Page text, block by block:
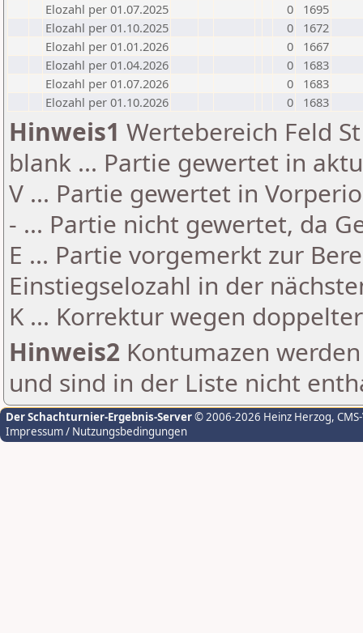
Elozahl per 01.07.2025
0
1695
Elozahl per 01.10.2025
0
1672
Elozahl per 01.01.2026
0
1667
Elozahl per 01.04.2026
0
1683
Elozahl per 01.07.2026
0
1683
Elozahl per 01.10.2026
0 1683
Hinweis1 Wertebereich Feld
blank ... Partie gewertet in
V ... Partie gewertet in
- ... Partie nicht gewertet, da
E ... Partie vorgemerkt zur
Einstiegselozahl in der
K ... Korrektur wegen
Hinweis2 Kontumazen
und sind in der Liste nicht
Der Schachturnier-Ergebnis-Server© 2006-2026 Heinz Herzog,
Impressum / Nutzungsbedingungen